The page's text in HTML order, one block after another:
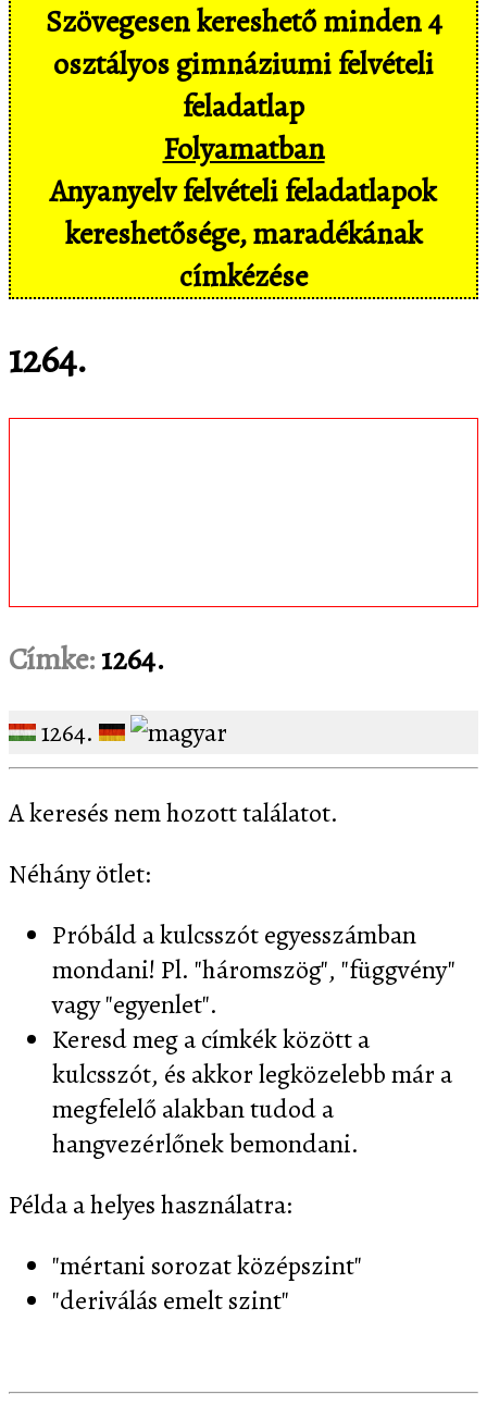
Szövegesen kereshető minden 4
osztályos gimnáziumi felvételi
feladatlap
Folyamatban
Anyanyelv felvételi feladatlapok
kereshetősége, maradékának
címkézése
1264.
Címke:1264.
1264.
A keresés nem hozott találatot.
Néhány ötlet:
Próbáld a kulcsszót egyesszámban
mondani! Pl. "háromszög", "függvény"
vagy "egyenlet".
Keresd meg a címkék között a
kulcsszót, és akkor legközelebb már a
megfelelő alakban tudod a
hangvezérlőnek bemondani.
Példa a helyes használatra:
"mértani sorozat középszint"
"deriválás emelt szint"